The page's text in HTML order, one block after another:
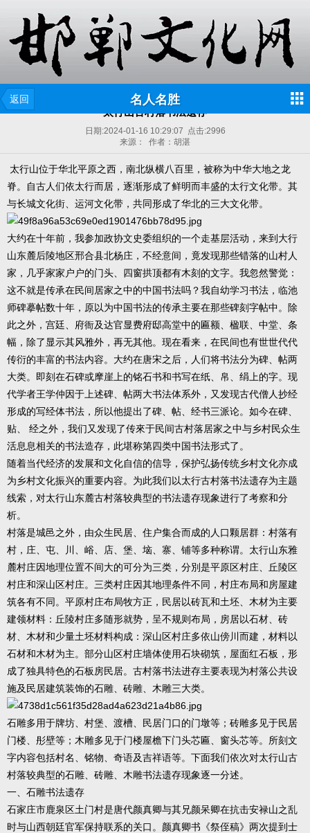
返回 名人名胜
太行山古村落书法遗存
日期:2024-01-16 10:29:07 点击:2996
来源： 作者：胡湛
太行山位于华北平原之西，南北纵横八百里，被称为中华大地之龙
脊。自古人们依太行而居，逐渐形成了鲜明而丰盛的太行文化带。其
与长城文化街、运河文化带，共同形成了华北的三大文化带。
大约在十年前，我参加政协文史委组织的一个走基层活动，来到大行
山东麓后陵地区邢合县北杨庄，不经意间，竟发现那些错落的山村人
家，几乎家家户户的门头、四窗拱顶都有木刻的文字。我忽然警觉：
这不就是传承在民间居家之中的中国书法吗？我自幼学习书法，临池
师碑摹帖数十年，原以为中国书法的传承主要在那些碑刻字帖中。除
此之外，宫廷、府衙及达官显费府邸高堂中的匾额、楹联、中堂、条
幅，除了显示其风雅外，再无其他。现在看来，在民间也有世世代代
传衍的丰富的书法内容。大约在唐宋之后，人们将书法分为碑、帖两
大类。即刻在石碑或摩崖上的铭石书和书写在纸、帛、绢上的字。现
代学者王学仲因于上述碑、帖两大书法体系外，又发现古代僧人抄经
形成的写经体书法，所以他提出了碑、帖、经书三派论。如今在碑、
贴、 经之外，我们又发现了传來于民间古村落居家之中与乡村民众生
活息息相关的书法造存，此堪称第四类中国书法形式了。
随着当代经济的发展和文化自信的信导，保护弘扬传统乡村文化亦成
为乡村文化振兴的重要内容。为此我们以太行古村落书法遗存为主题
线索，对太行山东麓古村落较典型的书法遗存现象进行了考察和分
析。
村落是城邑之外，由众生民居、住户集合而成的人口颗居群：村落有
村，庄、屯、川、峪、店、堡、垴、寨、铺等多种称谓。太行山东雅
麓村庄因地理位置不间大的可分为三类，分別是平原区村庄、丘陵区
村庄和深山区村庄。三类村庄因其地理条件不同，村庄布局和房屋建
筑各有不同。平原村庄布局牧方正，民居以砖瓦和土坯、木材为主要
建领材料：丘陵村庄多随形就势，呈不规则布局，房居以石材、砖
材、木材和少量土坯材料构成：深山区村庄多依山傍川而建，材料以
石材和木材为主。部分山区村庄墙体使用石块砌筑，屋面红石板，形
成了独具特色的石板房民居。古村落书法进存主要表现为村落公共设
施及民居建筑装饰的石雕、砖雕、木雕三大类。
石雕多用于牌坊、村堡、渡槽、民居门口的门墩等；砖雕多见于民居
门楼、彤壁等；木雕多见于门楼屋檐下门头芯匾、窗头芯等。所刻文
字内容包括村名、铭物、奇语及吉祥语等。下面我们依次对太行山古
村落较典型的石雕、砖雕、木雕书法遗存现象逐一分述。
一、石雕书法遗存
石家庄市鹿泉区土门村是唐代颜真卿与其兄颜呆卿在抗击安禄山之乱
时与山西朝廷官军保持联系的关口。颜真卿书《祭侄稿》两次提到士